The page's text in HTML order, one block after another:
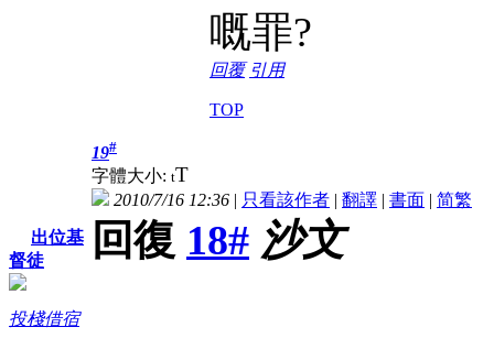
嘅罪?
回覆 引用
TOP
出位基
督徒
投棧借宿
19#
字體大小: tT
2010/7/16 12:36 | 只看該作者 | 翻譯 | 書面 | 简繁
回復 18# 沙文